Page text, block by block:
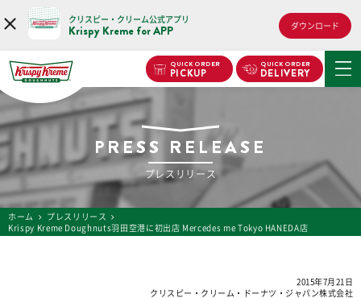
クリスピー・クリーム公式アプリ
Krispy Kreme for APP ダウンロード
QUICK ORDER
PICKUP
QUICK ORDER
DELIVERY
PRESS RELEASE
プレスリリース
ホーム
プレスリリース
Krispy Kreme Doughnuts羽田空港に初出店 Mercedes me Tokyo HANEDA店
2015年7月21日
クリスピー・クリーム・ドーナツ・ジャパン株式会社